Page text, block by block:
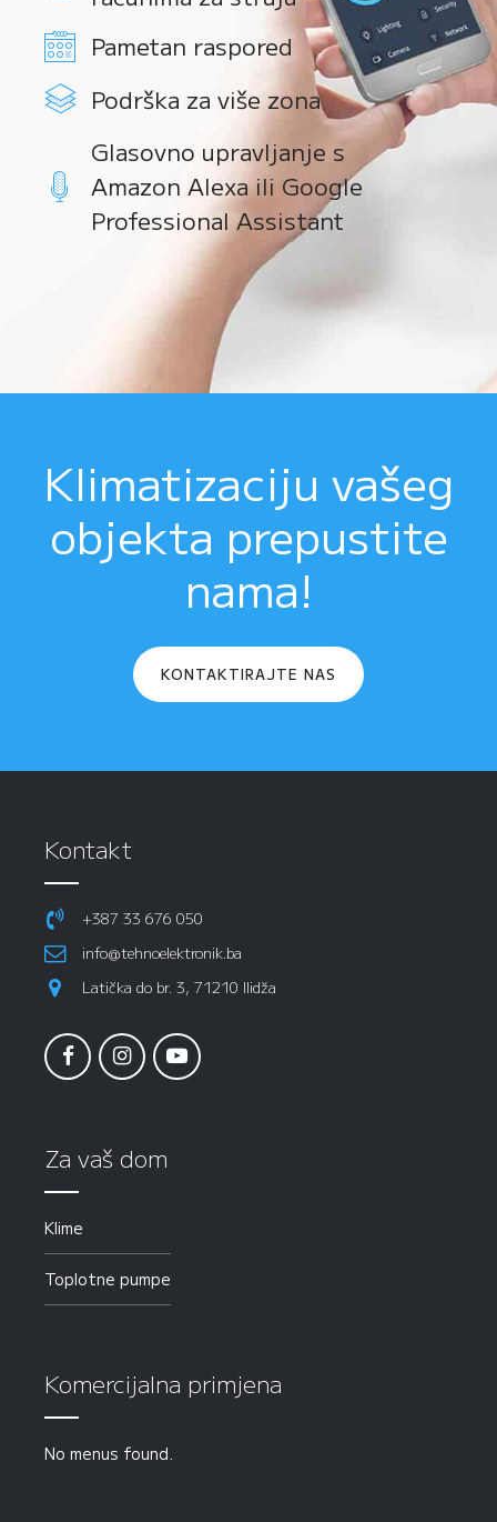
Pametan raspored
Podrška za više zona
Glasovno upravljanje s
Amazon Alexa ili Google
Professional Assistant
Klimatizaciju vašeg
objekta prepustite
nama!
KONTAKTIRAJTE NAS
Kontakt
+387 33 676 050
info@tehnoelektronik.ba
Latička do br. 3, 71210 Ilidža
Za vaš dom
Klime
Toplotne pumpe
Komercijalna primjena
No menus found.